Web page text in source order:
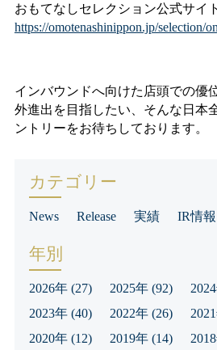
おもてなしセレクション公式サイ
https://omotenashinippon.jp/selection/
インバウンドへ向けた店頭での優
外進出を目指したい、そんな日本
ントリーをお待ちしております。
カテゴリー
News Release 実績 IR情報
年別
2026年 (27) 2025年 (92)
2023年 (40) 2022年 (26)
2020年 (12) 2019年 (14)